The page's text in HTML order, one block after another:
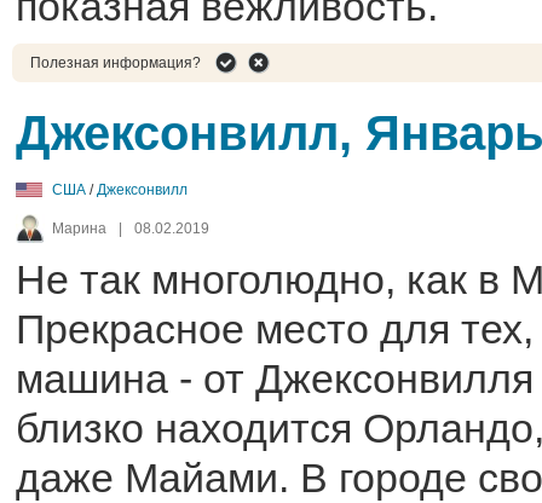
Полезная информация?
Джексонвилл,
США /Джексонвилл
Марина 08.02.2019
Не так многолюдно, как в
Прекрасное место для тех,
машина - от Джексонвилля
близко находится
даже Майами. В городе